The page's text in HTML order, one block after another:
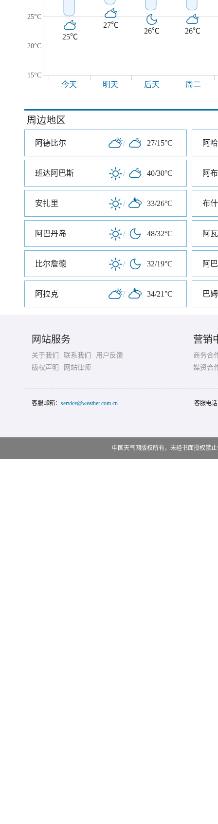
25°C
20°C
15°C
25℃
27℃
26℃ 26℃
今天 明天 后天 周二
周边地区
阿德比尔 / 27/15°C 阿
班达阿巴斯 / 40/30°C 阿
安扎里 / 33/26°C 布
阿巴丹岛 / 48/32°C 阿
比尔詹德 / 32/19°C 阿
阿拉克 / 34/21°C 巴姆
网站服务
关于我们 联系我们
用户反馈
版权声明
网站律师
营销
商务合
媒资合
客服邮箱： service@weather.com.cn 客服电
中国天气网版权所有，未经书面授权